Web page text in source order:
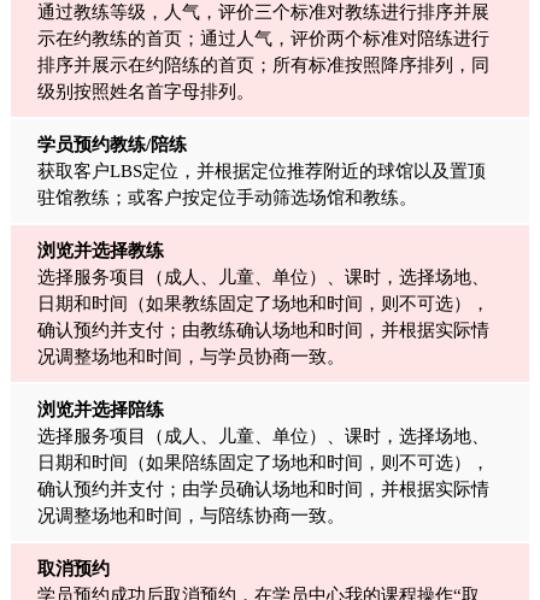
通过教练等级，人气，评价三个标准对教练进行排序并展
示在约教练的首页；通过人气，评价两个标准对陪练进行
排序并展示在约陪练的首页；所有标准按照降序排列，同
级别按照姓名首字母排列。
学员预约教练/陪练
获取客户LBS定位，并根据定位推荐附近的球馆以及置顶
驻馆教练；或客户按定位手动筛选场馆和教练。
浏览并选择教练
选择服务项目（成人、儿童、单位）、课时，选择场地、
日期和时间（如果教练固定了场地和时间，则不可选），
确认预约并支付；由教练确认场地和时间，并根据实际情
况调整场地和时间，与学员协商一致。
浏览并选择陪练
选择服务项目（成人、儿童、单位）、课时，选择场地、
日期和时间（如果陪练固定了场地和时间，则不可选），
确认预约并支付；由学员确认场地和时间，并根据实际情
况调整场地和时间，与陪练协商一致。
取消预约
学员预约成功后取消预约，在学员中心我的课程操作“取